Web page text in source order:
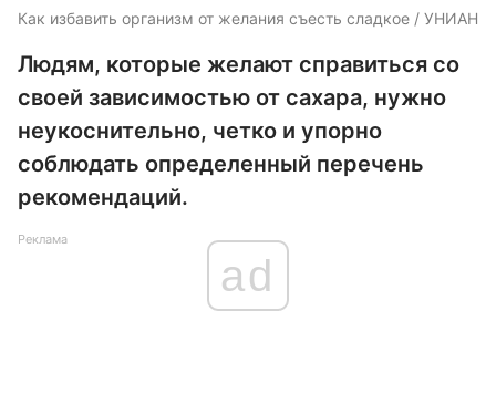
Как избавить организм от желания съесть сладкое / УНИАН
Людям, которые желают справиться со
своей зависимостью от сахара, нужно
неукоснительно, четко и упорно
соблюдать определенный перечень
рекомендаций.
Реклама
ad